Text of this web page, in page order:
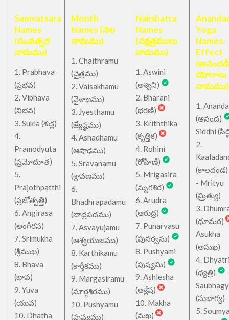
Samvatsara
Names
(సంవత్సర
నామము)
1. Prabhava
(ప్రభవ)
2. Vibhava
(విభవ)
3. Sukla (శుక్ల)
4.
Pramodyuta
(ప్రమోదూత)
5.
Prajothpatthi
(ప్రజోత్పత్తి)
6. Angirasa
(అంగీరస)
7. Srimukha
(శ్రీముఖ)
8. Bhava
(భావ)
9. Yuva
(యువ)
10. Dhatha
Month
Names (నెల
నామము)
1. Chaithramu
(చైత్రము)
2. Vaisakhamu
(వైశాఖము)
3. Jyesthamu
(జ్యేష్ఠము)
4. Ashadhamu
(ఆషాఢము)
5. Sravanamu
(శ్రావణము)
6.
Bhadhrapadamu
(బాధ్రపదము)
7. Asvayujamu
(ఆశ్వయుజము)
8. Karthikamu
(కార్తీకము)
9. Margasiramu
(మార్గశిరము)
10. Pushyamu
(పుష్యము)
Nakshatra
Names
(నక్షత్రములు
నామము)
1. Aswini
(అశ్విని)
2. Bharani
(భరణి)
3. Kriththika
(కృత్తిక)
4. Rohini
(రోహిణి)
5. Mrigasira
(మృగశిర)
6. Arudra
(ఆరుద్ర)
7. Punarvasu
(పునర్వసు)
8. Pushyami
(పుష్యమి)
9. Ashlesha
(ఆశ్లేష)
10. Makha
(మఖ)
Yoga
Names-
Effect
(అనందడి
యోగాలు
నామము)
1. Ananda
(ఆనంద)
Siddhi
2.
(కాలదండ)
- Mrityu
(మ్రిత్యు)
3.
(ధూమర)
Asukha
(అసుఖ)
4.
(ధ్యత్రి)
(సుభాగ్య)
5.